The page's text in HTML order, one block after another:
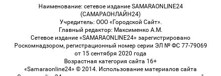
Наименование: сетевое издание SAMARAONLINE24
(САМАРАОНЛАЙН24)
Учредитель: ООО «Городской Сайт».
Главный редактор: Максименко А.М.
Сетевое издание «SAMARAONLINE24» зарегистрировано
Роскомнадзором, регистрационный номер серии ЭЛ № ФС 77-79069
от 15 сентября 2020 года
Возрастная категория сайта 16+
«Samaraonline24» © 2014. Использование материалов сайта